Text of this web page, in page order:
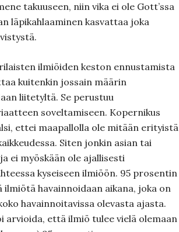
takuuseen, niin vika ei ole Gott’ssa
läpikahlaaminen kasvattaa joka
ilmiöiden keston ennustamista
kuitenkin jossain määrin
liitetyltä. Se perustuu
soveltamiseen. Kopernikus
ettei maapallolla ole mitään erityistä
Siten jonkin asian tai
ei myöskään ole ajallisesti
kyseiseen ilmiöön. 95 prosentin
ilmiötä havainnoidaan aikana, joka on
havainnoitavissa olevasta ajasta.
arvioida, että ilmiö tulee vielä olemaan